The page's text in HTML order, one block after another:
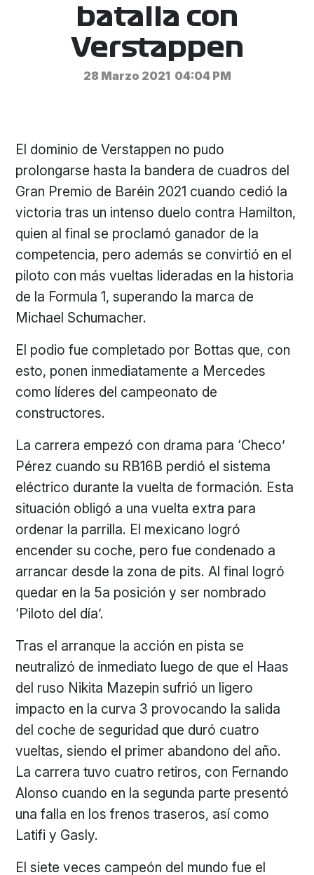
batalla con
Verstappen
28 Marzo 2021 04:04 PM
El dominio de Verstappen no pudo
prolongarse hasta la bandera de cuadros del
Gran Premio de Baréin 2021 cuando cedió la
victoria tras un intenso duelo contra Hamilton,
quien al final se proclamó ganador de la
competencia, pero además se convirtió en el
piloto con más vueltas lideradas en la historia
de la Formula 1, superando la marca de
Michael Schumacher.
El podio fue completado por Bottas que, con
esto, ponen inmediatamente a Mercedes
como líderes del campeonato de
constructores.
La carrera empezó con drama para ‘Checo’
Pérez cuando su RB16B perdió el sistema
eléctrico durante la vuelta de formación. Esta
situación obligó a una vuelta extra para
ordenar la parrilla. El mexicano logró
encender su coche, pero fue condenado a
arrancar desde la zona de pits. Al final logró
quedar en la 5a posición y ser nombrado
‘Piloto del día’.
Tras el arranque la acción en pista se
neutralizó de inmediato luego de que el Haas
del ruso Nikita Mazepin sufrió un ligero
impacto en la curva 3 provocando la salida
del coche de seguridad que duró cuatro
vueltas, siendo el primer abandono del año.
La carrera tuvo cuatro retiros, con Fernando
Alonso cuando en la segunda parte presentó
una falla en los frenos traseros, así como
Latifi y Gasly.
El siete veces campeón del mundo fue el